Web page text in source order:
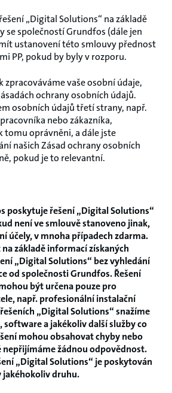
„Digital Solutions“ na základě
se společností Grundfos (dále jen
ustanovení této smlouvy přednost
PP, pokud by byly v rozporu.
zpracováváme vaše osobní údaje,
ochrany osobních údajů.
osobních údajů třetí strany, např.
nebo zákazníka,
tomu oprávněni, a dále jste
našich Zásad ochrany osobních
pokud je to relevantní.
poskytuje řešení „Digital Solutions“
není ve smlouvě stanoveno jinak,
účely, v mnoha případech zdarma.
základě informací získaných
„Digital Solutions“ bez vyhledání
od společnosti Grundfos. Řešení
být určena pouze pro
např. profesionální instalační
„Digital Solutions“ snažíme
a jakékoliv další služby co
mohou obsahovat chyby nebo
žádnou odpovědnost.
„Digital Solutions“ je poskytován
jakéhokoliv druhu.